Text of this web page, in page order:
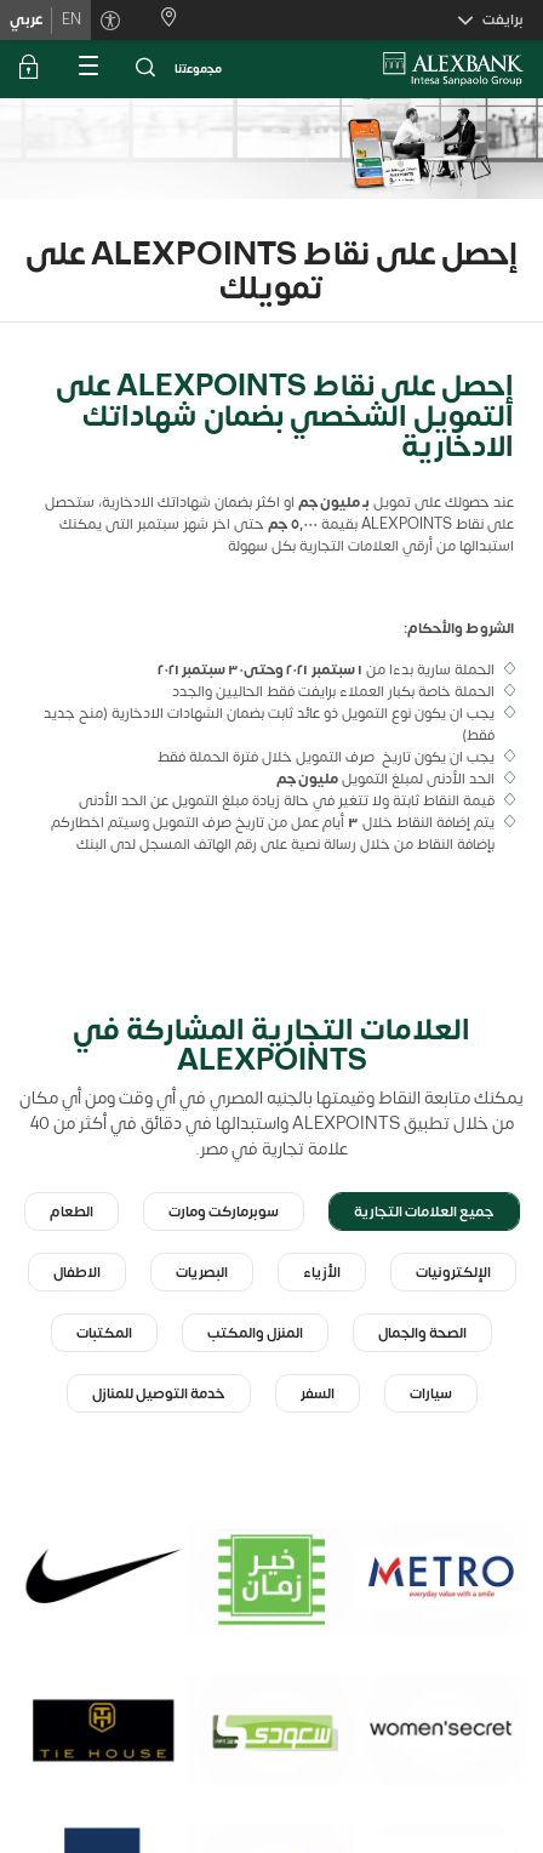
Skiplinks
برايفت EN عربي
ﻣﺟﻣوﻋﺗﻧﺎ
إحصل على نقاط ALEXPOINTS على
تمويلك
إحصل على نقاط ALEXPOINTS على
التمويل الشخصي بضمان شهاداتك
الادخارية
عند حصولك على تمويل بـ مليون جم او اكثر بضمان شهاداتك الادخارية، ستحصل
على نقاط ALEXPOINTS بقيمة
٥٬٠٠٠جم حتى اخر شهر سبتمبر التى يمكنك
استبدالها من أرقي العلامات التجارية بكل سهولة
الشروط والأحكام:
الحملة سارية بدءا من ١ سبتمبر
٢٠٢١ وحتى٣٠ سبتمبر ٢٠٢١
الحملة خاصة بكبار العملاء برايفت فقط الحاليين والجدد
يجب ان يكون نوع التمويل ذو عائد ثابت بضمان الشهادات الادخارية (منح جديد
فقط)
يجب ان يكون تاريخ صرف التمويل خلال فترة الحملة فقط
الحد الأدنى لمبلغ التمويلمليون جم
قيمة النقاط ثابتة ولا تتغير في حالة زيادة مبلغ التمويل عن الحد الأدنى
يتم إضافة النقاط خلال ٣ أيام عمل من تاريخ صرف التمويل وسيتم اخطاركم
بإضافة النقاط من خلال رسالة نصية على رقم الهاتف المسجل لدى البنك
العلامات التجارية المشاركة في
ALEXPOINTS
يمكنك متابعة النقاط وقيمتها بالجنيه المصري في أي وقت ومن أي مكان
من خلال تطبيق ALEXPOINTS واستبدالها في دقائق في أكثر من 40
علامة تجارية في مصر.
جميع العلامات التجارية سوبرماركت ومارت الطعام
الإلكترونيات الأزياء البصريات الاطفال
الصحة والجمال المنزل والمكتب المكتبات
سيارات السفر خدمة التوصيل للمنازل